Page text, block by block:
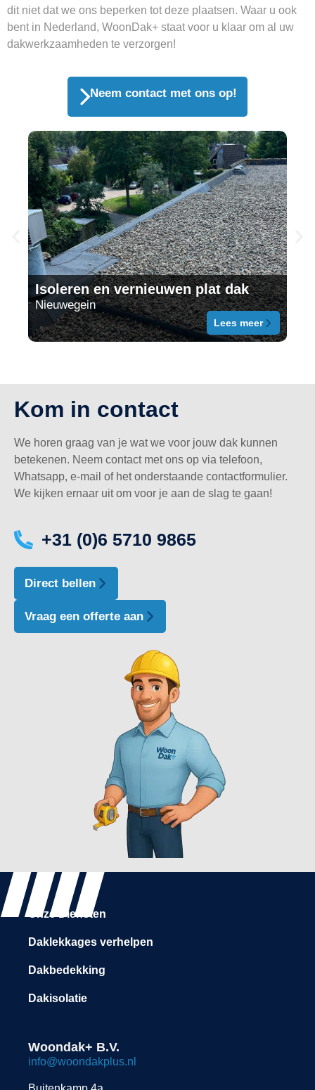
dit niet dat we ons beperken tot deze plaatsen. Waar u ook
bent in Nederland, WoonDak+ staat voor u klaar om al uw
dakwerkzaamheden te verzorgen!
Neem contact met ons op!
Isoleren en vernieuwen plat dak
Nieuwegein
Lees meer
Kom in contact
We horen graag van je wat we voor jouw dak kunnen
betekenen. Neem contact met ons op via telefoon,
Whatsapp, e-mail of het onderstaande contactformulier.
We kijken ernaar uit om voor je aan de slag te gaan!
+31 (0)6 5710 9865
Direct bellen
Vraag een offerte aan
Onze Diensten
Daklekkages verhelpen
Dakbedekking
Dakisolatie
Woondak+ B.V.
info@woondakplus.nl